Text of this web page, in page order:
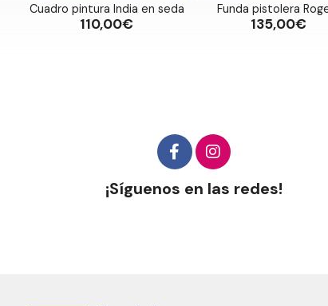
Cuadro pintura India en seda
110,00€
Funda pistolera
135,00€
¡Síguenos en las redes!